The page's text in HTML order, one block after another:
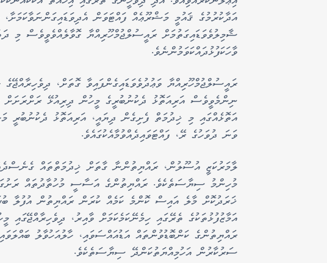
އަދާކުރުމުގެ ޤައުމީ މަޝްރޫޢެއް ފައްޓަވަން
ޝާމިލުވެވަޑައިގަތުމަށް ރައީސުލްޖުމްހޫރިއްޔާ ގޮވާލެއްވެވީވެސް މި
ވާހަކަފުޅުދައްކަވަމުންނެވެ.
ރައީސުލްޖުމްހޫރިއްޔާ ވަޢުދުވެވަޑައިގެންފައިވާ ގޮތަށް،
ނިންމެވީވެސް އަރިއަތޮޅު ދެކުނުބުރީގެ މީހުން ދިރިއުޅޭ ރަށްރަށަށް
ވަނަ ދުވަހުގެ ރޭ، ފައްޓަވައިދެއްވުމާއެކުގައެވެ.
ލާމަރުކަޒީ އުސޫލުން، ރައްޔިތުންނާ ގާތަށް ޚިދުމަތްތައް
މުހިންމު ސިޔާސަތެކެވެ. ރައްޔިތުންގެ އަސާސީ މުހުތާދުތައް
ޚަރަދުކޮށް މާލެ އައިސް ކޮންމެ ކަމެއް ކުރަން ރައްޔިތުން އުފުލާ
އަމާޒުފުޅުތަކުގެ ތެރޭގައި ހިމެނޭކަމެކަމަށް ވާއިރު، ދިވެހިރާއްޖޭގައި
ރައްޔިތުންގެ ކަންބޮޑުވުންތައް އަޑުއައްސަވައި، ހާލުއަހުވާލު
ސަރުކާރުން އަހުމިއްޔަތުކަންދޭ ސިޔާސަތެކެވެ.